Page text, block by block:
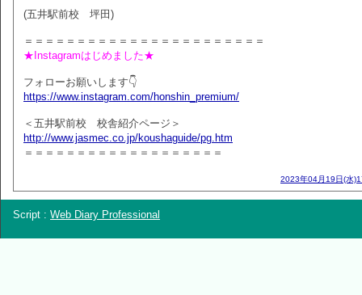
(五井駅前校 坪田)
＝＝＝＝＝＝＝＝＝＝＝＝＝＝＝＝＝＝＝＝＝＝＝
★Instagramはじめました★
フォローお願いします👇
https://www.instagram.com/honshin_premium/
＜五井駅前校 校舎紹介ページ＞
http://www.jasmec.co.jp/koushaguide/pg.htm
＝＝＝＝＝＝＝＝＝＝＝＝＝＝＝＝＝＝＝
2023年04月19日(水
Script : Web Diary Professional